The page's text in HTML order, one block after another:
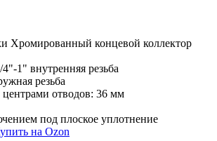
Хромированный концевой коллектор
1" внутренняя резьба
резьба
центрами отводов: 36 мм
под плоское уплотнение
на Ozon